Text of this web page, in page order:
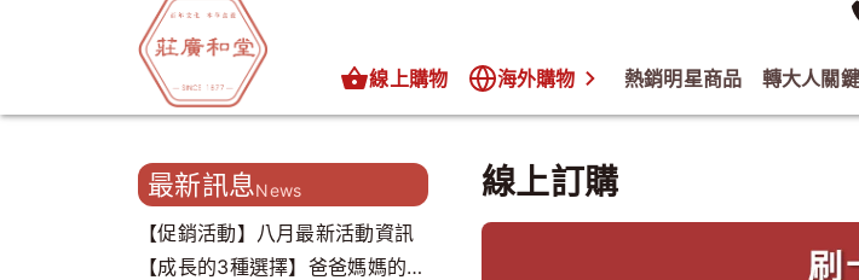
線上購物 海外購物 熱銷明星商品 轉大人關
最新訊息News
【促銷活動】八月最新活動資訊
【成長的3種選擇】爸爸媽媽的心
線上訂購